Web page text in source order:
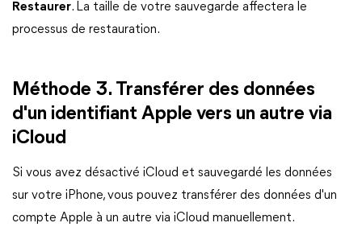
Restaurer. La taille de votre sauvegarde affectera le
processus de restauration.
Méthode 3. Transférer des données
d'un identifiant Apple vers un autre via
iCloud
Si vous avez désactivé iCloud et sauvegardé les données
sur votre iPhone, vous pouvez transférer des données d'un
compte Apple à un autre via iCloud manuellement.